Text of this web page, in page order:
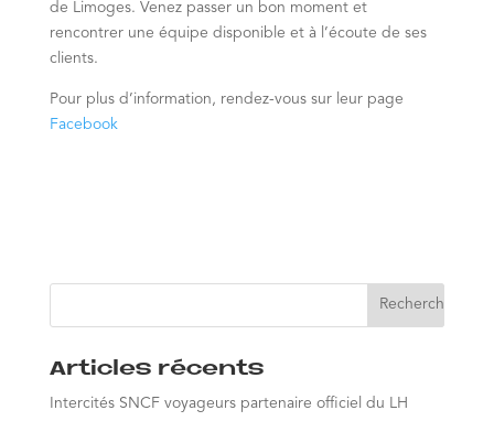
de Limoges. Venez passer un bon moment et
rencontrer une équipe disponible et à l’écoute de ses
clients.
Pour plus d’information, rendez-vous sur leur page
Facebook
Articles récents
Intercités SNCF voyageurs partenaire officiel du LH